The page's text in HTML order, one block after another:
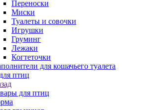
Переноски
Миски
Туалеты и совочки
Игрушки
Груминг
Лежаки
Когтеточки
для кошачьего туалета
птиц
для птиц